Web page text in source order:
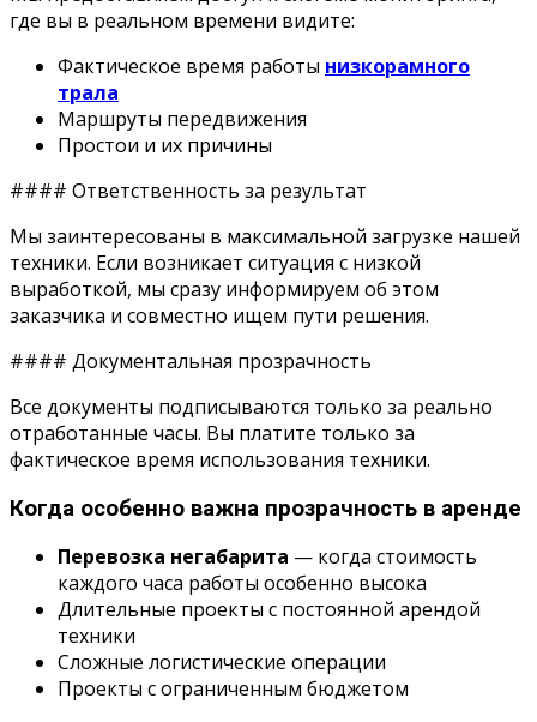
где вы в реальном времени видите:
Фактическое время работы низкорамного
трала
Маршруты передвижения
Простои и их причины
#### Ответственность за результат
Мы заинтересованы в максимальной загрузке нашей
техники. Если возникает ситуация с низкой
выработкой, мы сразу информируем об этом
заказчика и совместно ищем пути решения.
#### Документальная прозрачность
Все документы подписываются только за реально
отработанные часы. Вы платите только за
фактическое время использования техники.
Когда особенно важна прозрачность в аренде
Перевозка негабарита — когда стоимость
каждого часа работы особенно высока
Длительные проекты с постоянной арендой
техники
Сложные логистические операции
Проекты с ограниченным бюджетом